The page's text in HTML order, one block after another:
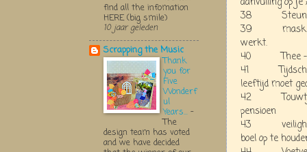
38
39
werkt.
40 Thee -
41 Tijdschrift
leeftijd moet
42 Touwtje -
pensioen
43
boel op te
find all the infomation
HERE (big smile)
10 jaar geleden
Scrapping the Music
Thank
you for
Five
Wonderf
ul
Years... -
The
design team has voted
and we have decided